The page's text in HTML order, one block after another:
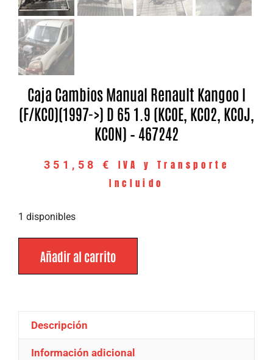
Caja Cambios Manual Renault Kangoo I
(F/KC0)(1997->) D 65 1.9 (KC0E, KC02, KC0J,
KC0N) – 467242
351,58 €
IVA y Transporte
Incluido
1 disponibles
Añadir al carrito
Descripción
Información adicional